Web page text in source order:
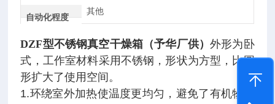
自动化程度
其他
DZF型不锈钢真空干燥箱（予华厂供）外形为卧
式，工作室材料采用不锈钢，形状为方型，比圆
形扩大了使用空间。
1.环绕室外加热使温度更均匀，避免了有机物品